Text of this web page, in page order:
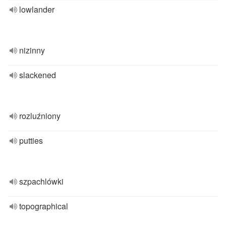
lowlander
nizinny
slackened
rozluźniony
putties
szpachlówki
topographical